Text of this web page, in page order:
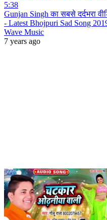
5:38
Gunjan Singh का सबसे दर्दभरा
- Latest Bhojpuri Sad Song
Wave Music
7 years ago